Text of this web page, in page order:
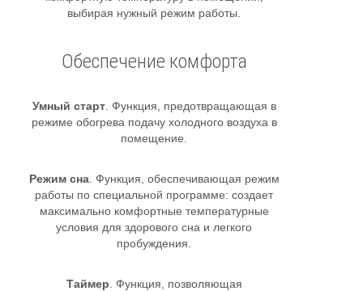
выбирая нужный режим работы.
Обеспечение комфорта
Умный старт. Функция, предотвращающая в
режиме обогрева подачу холодного воздуха в
помещение.
Режим сна. Функция, обеспечивающая режим
работы по специальной программе: создает
максимально комфортные температурные
условия для здорового сна и легкого
пробуждения.
Таймер . Функция, позволяющая